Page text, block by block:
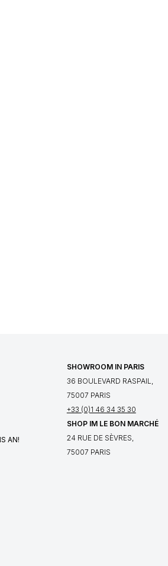
AN!
SHOWROOM IN PARIS
36 BOULEVARD RASPAIL,
75007 PARIS
+33 (0)1 46 34 35 30
SHOP IM LE BON MARCHÉ
24 RUE DE SÈVRES,
75007 PARIS